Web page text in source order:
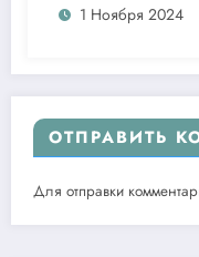
1 Ноября 2024
ОТПРАВИТЬ
Для отправки